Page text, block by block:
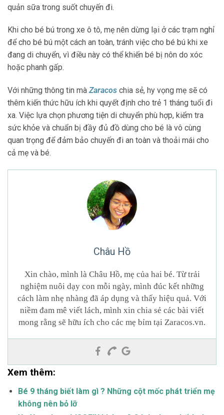
quản sữa trong suốt chuyến đi.
Khi cho bé bú trong xe ô tô, mẹ nên dừng lại ở các trạm nghỉ
để cho bé bú một cách an toàn, tránh việc cho bé bú khi xe
đang di chuyển, vì điều này có thể khiến bé bị nôn do xóc
hoặc phanh gấp.
Với những thông tin màZaracos chia sẻ, hy vọng mẹ sẽ có
thêm kiến thức hữu ích khi quyết định cho trẻ 1 tháng tuổi đi
xa. Việc lựa chọn phương tiện di chuyển phù hợp, kiểm tra
sức khỏe và chuẩn bị đầy đủ đồ dùng cho bé là vô cùng
quan trọng để đảm bảo chuyến đi an toàn và thoải mái cho
cả mẹ và bé.
Châu Hồ
Xin chào, mình là Châu Hồ, mẹ của hai bé. Từ trải
nghiệm nuôi dạy con mỗi ngày, mình đúc kết những
cách làm nhẹ nhàng đã áp dụng và thấy hiệu quả. Với
niềm đam mê viết lách, mình xin chia sẻ các bài viết
mong rằng sẽ hữu ích cho các mẹ bỉm tại Zaracos.vn.
Xem thêm:
Bé 9 tháng biết làm gì ? Những cột mốc phát triển mẹ
không nên bỏ lỡ